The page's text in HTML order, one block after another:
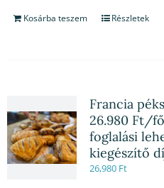
Kosárba teszem Részletek
Francia
26.980 Ft/
foglalási
kiegészítő
26,980 Ft